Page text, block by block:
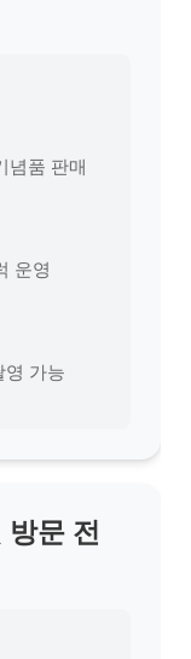
념품 판매
운영
영 가능
방문 전